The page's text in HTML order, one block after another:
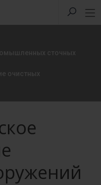
сточных
очистных